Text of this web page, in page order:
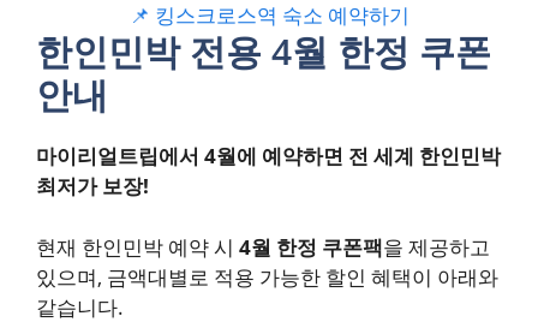
📌 킹스크로스역 숙소 예약하기
한인민박 전용 4월 한정 쿠폰
안내
마이리얼트립에서 4월에 예약하면 전 세계 한인민박
최저가 보장!
현재 한인민박 예약 시 4월 한정 쿠폰팩을 제공하고
있으며, 금액대별로 적용 가능한 할인 혜택이 아래와
같습니다.